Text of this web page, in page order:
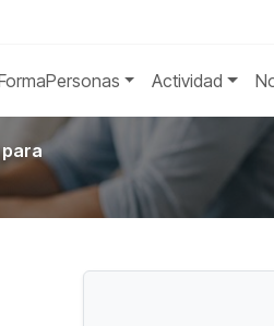
Actividad